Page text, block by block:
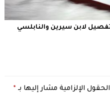
لابن سيرين والنابلسي
الحقول الإلزامية مشار إليها بـ *